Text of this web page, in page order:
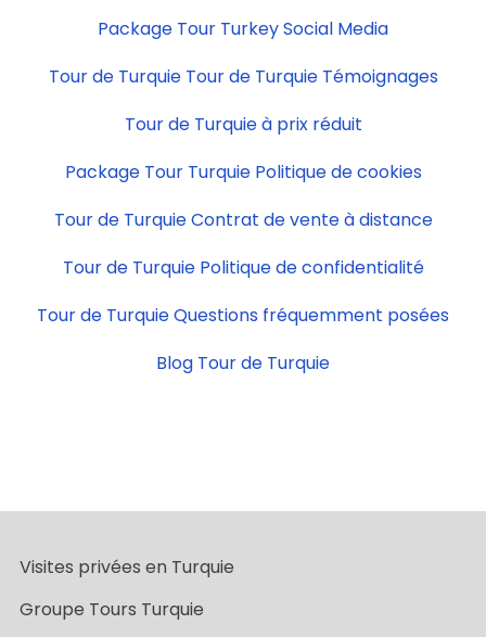
Package Tour Turkey Social Media
Tour de Turquie Tour de Turquie Témoignages
Tour de Turquie à prix réduit
Package Tour Turquie Politique de cookies
Tour de Turquie Contrat de vente à distance
Tour de Turquie Politique de confidentialité
Tour de Turquie Questions fréquemment posées
Blog Tour de Turquie
Visites privées en Turquie
Groupe Tours Turquie